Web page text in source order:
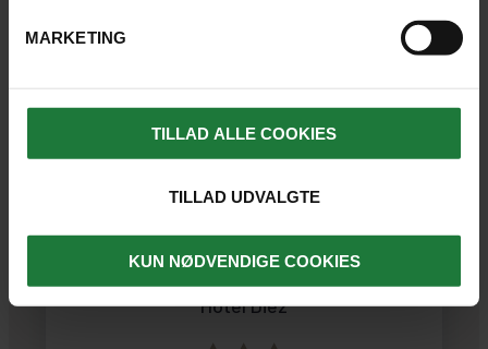
MARKETING
TILLAD ALLE COOKIES
TILLAD UDVALGTE
KUN NØDVENDIGE COOKIES
MEDELLÍN
Hotel Diez